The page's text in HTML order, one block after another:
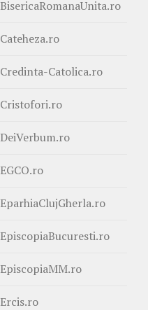
BisericaRomanaUnita.ro
Cateheza.ro
Credinta-Catolica.ro
Cristofori.ro
DeiVerbum.ro
EGCO.ro
EparhiaClujGherla.ro
EpiscopiaBucuresti.ro
EpiscopiaMM.ro
Ercis.ro